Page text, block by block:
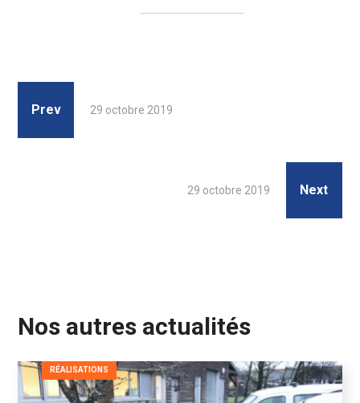
Prev 29 octobre 2019
29 octobre 2019 Next
Nos autres actualités
RÉALISATIONS